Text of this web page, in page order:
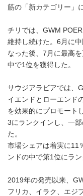
筋の「新カテゴリー」
チリでは、GWM
維持し続けた。6月に
なった後、7月に最高
中で1位を獲得した。
サウジアラビアでは、
イエンドとローエンド
を効果的にプロモート
3にランクインし、一
た。
市場シェアは着実に11
ンドの中で第1位にラン
2019年の発売以来、
フリカ、イラク、エジ